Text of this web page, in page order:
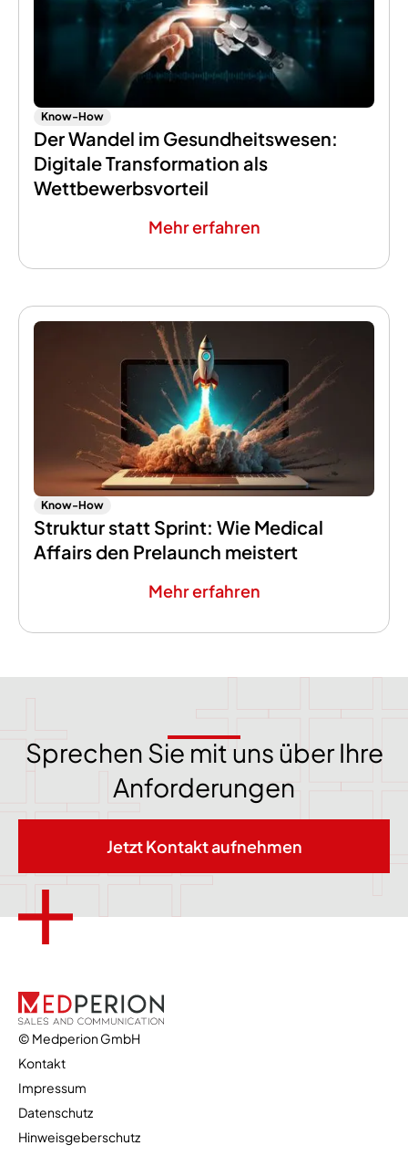
Know-How
Der Wandel im Gesundheitswesen:
Digitale Transformation als
Wettbewerbsvorteil
Mehr erfahren
Know-How
Struktur statt Sprint: Wie Medical
Affairs den Prelaunch meistert
Mehr erfahren
Sprechen Sie mit uns über Ihre
Anforderungen
Jetzt Kontakt aufnehmen
© Medperion GmbH
Kontakt
Impressum
Datenschutz
Hinweisgeberschutz